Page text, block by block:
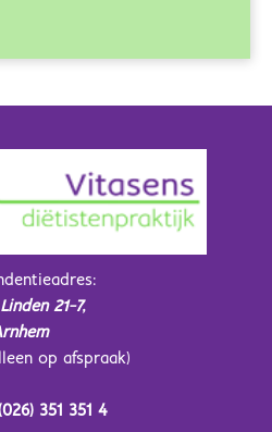
21-7,
op afspraak)
351 351 4